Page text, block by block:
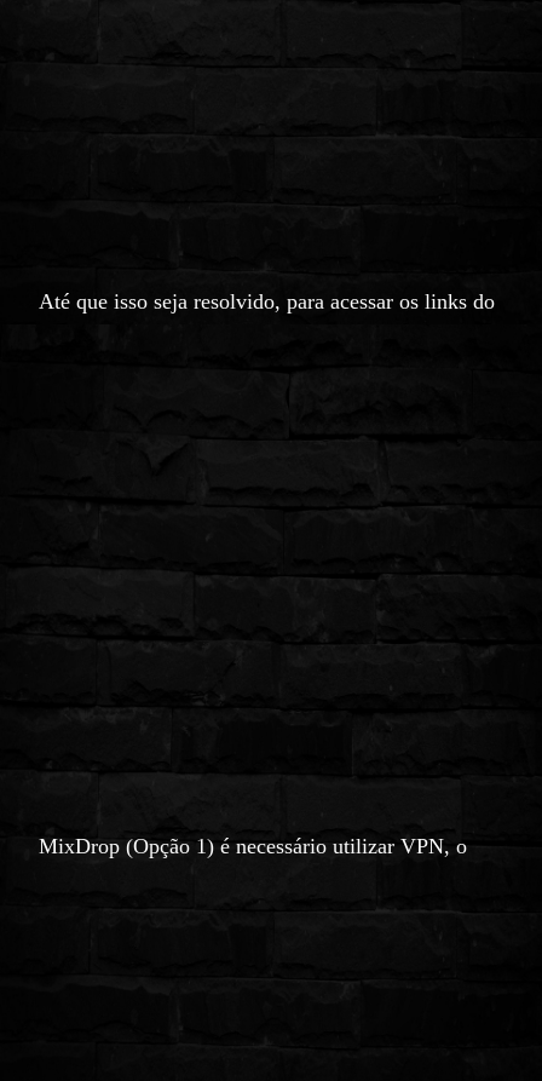
Até que isso seja resolvido, para acessar os links do
MixDrop (Opção 1) é necessário utilizar VPN, o